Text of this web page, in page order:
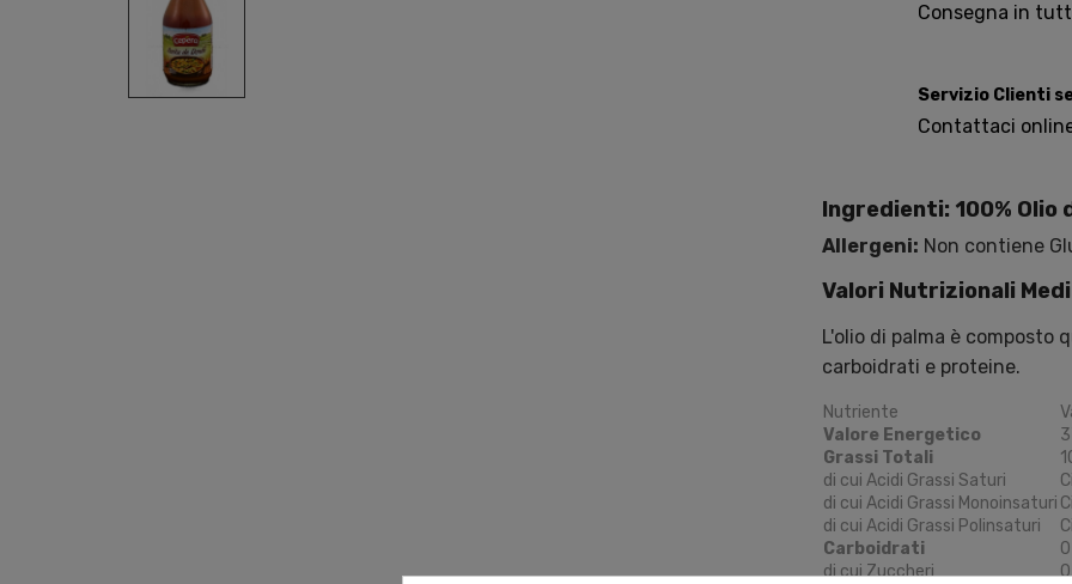
Consegna in
Servizio Clienti
Contattaci
Ingredienti: 100% Olio
Allergeni: Non contiene
Valori Nutrizionali
L'olio di palma è composto
carboidrati e proteine.
Nutriente
Valore Energetico
Grassi Totali
di cui Acidi Grassi Saturi
di cui Acidi Grassi Monoinsaturi
di cui Acidi Grassi Polinsaturi
Carboidrati
0
di cui Zuccheri
0